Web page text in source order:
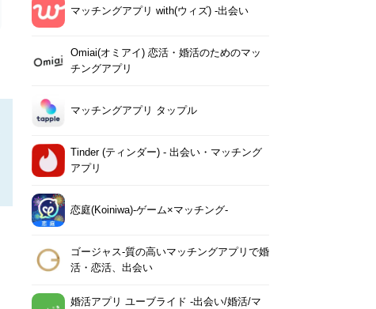
マッチングアプリ with(ウィズ) -出会い
Omiai(オミアイ) 恋活・婚活のためのマッ
チングアプリ
マッチングアプリ タップル
Tinder (ティンダー) - 出会い・マッチング
アプリ
恋庭(Koiniwa)-ゲーム×マッチング-
ゴージャス-質の高いマッチングアプリで婚
活・恋活、出会い
婚活アプリ ユーブライド -出会い/婚活/マ